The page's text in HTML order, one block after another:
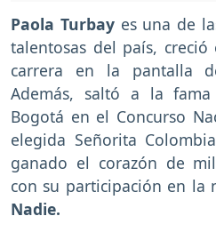
Paola Turbay es una de
talentosas del país,
carrera en la pantalla
Además, saltó a la
Bogotá en el Concurso
elegida Señorita
ganado el corazón de
con su participación en la
Nadie.